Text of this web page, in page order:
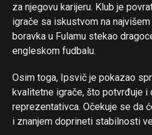
za njegovu karijeru. Klub je
igrače sa iskustvom na
boravka u Fulamu stekao
engleskom fudbalu.
Osim toga, Ipsvič je pokazao
kvalitetne igrače, što potvrđuje
reprezentativca. Očekuje se da
i znanjem doprineti stabilnosti